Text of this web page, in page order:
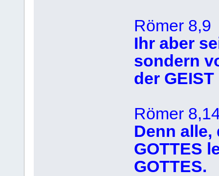
Römer 8,9
Ihr aber
sondern
der
Römer
Denn alle,
GOTTES
GOTTES.